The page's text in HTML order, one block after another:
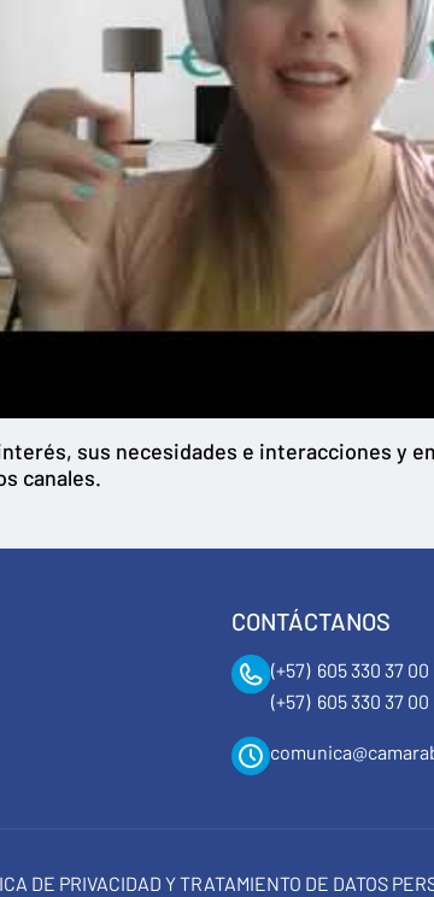
sus necesidades e interacciones y
canales.
CONTÁCTANOS
(+57) 605 330 37 00
(+57) 605 330 37 00
DE PRIVACIDAD Y TRATAMIENTO DE DATOS